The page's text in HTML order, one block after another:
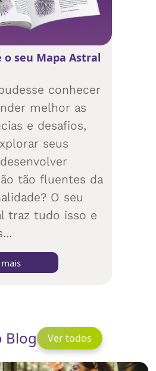
o seu Mapa Astral
conhecer
melhor as
e desafios,
seus
tão fluentes da
O seu
traz tudo isso e
Blog Ver todos